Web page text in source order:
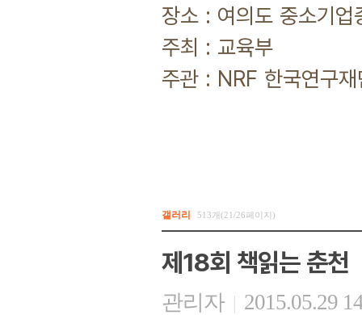
장소 : 여의도 중소기업
주최 : 교육부
주관 : NRF 한국연구
갤러리 513개(21/26페이지)
제18회 책읽는 춘천
관리자 | 2015.05.29